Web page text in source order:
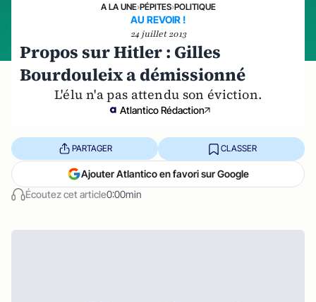
A LA UNE›PÉPITES›POLITIQUE
AU REVOIR !
24 juillet 2013
Propos sur Hitler : Gilles
Bourdouleix a démissionné
L'élu n'a pas attendu son éviction.
Atlantico Rédaction
Écoutez cet article0:00min
PARTAGER CLASSER
Ajouter Atlantico en favori sur Google